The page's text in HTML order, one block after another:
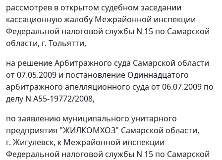
рассмотрев в открытом судебном заседании
кассационную жалобу Межрайонной инспекции
Федеральной налоговой службы N 15 по Самарской
области, г. Тольятти,
на решение Арбитражного суда Самарской области
от 07.05.2009 и постановление Одиннадцатого
арбитражного апелляционного суда от 06.07.2009 по
делу N А55-19772/2008,
по заявлению муниципального унитарного
предприятия "ЖИЛКОМХОЗ" Самарской области,
г. Жигулевск, к Межрайонной инспекции
Федеральной налоговой службы N 15 по Самарской